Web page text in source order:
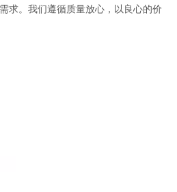
求。我们遵循质量放心，以良心的价